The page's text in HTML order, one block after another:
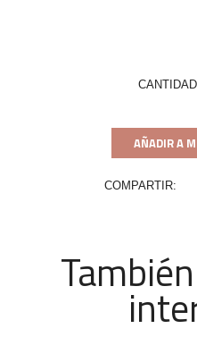
AÑADIR A
COMPARTIR: